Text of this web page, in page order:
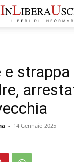
e
- 14 Gennaio 2025